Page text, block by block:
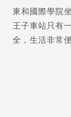
東和國際學院
王子車站只有
全，生活非常便